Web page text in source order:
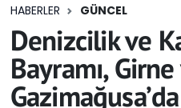
HABERLER GÜNCEL
Denizcilik ve
Bayramı,
Eğitim
Ekonomi
Foto Galeri
Tüm Manşetler
Son Dakika
Haber Arşivi